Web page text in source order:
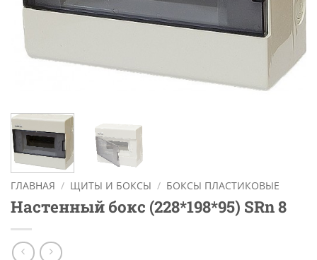
ГЛАВНАЯ / ЩИТЫ И БОКСЫ / БОКСЫ ПЛАСТИКОВЫЕ
Настенный бокс (228*198*95) SRn 8